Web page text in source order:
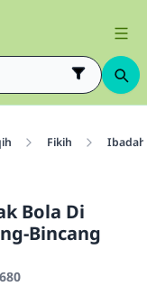
Fikih
Bola Di
Bincang